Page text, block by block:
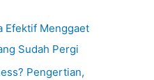
Efektif Menggaet
Sudah Pergi
Pengertian,